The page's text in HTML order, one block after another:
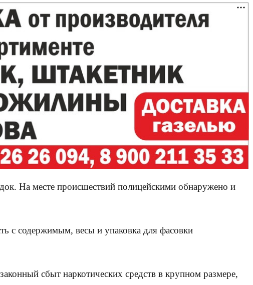
На месте происшествий полицейскими обнаружено и
с содержимым, весы и упаковка для фасовки
сбыт наркотических средств в крупном размере,